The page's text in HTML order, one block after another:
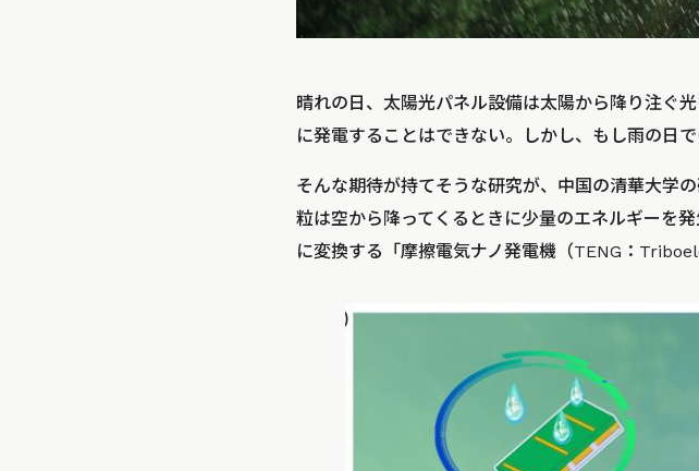
晴れの日、太陽光パネル設備は太陽から降り注ぐ
に発電することはできない。しかし、もし雨の日
そんな期待が持てそうな研究が、中国の清華大学
粒は空から降ってくるときに少量のエネルギーを
に変換する「摩擦電気ナノ発電機（TENG：